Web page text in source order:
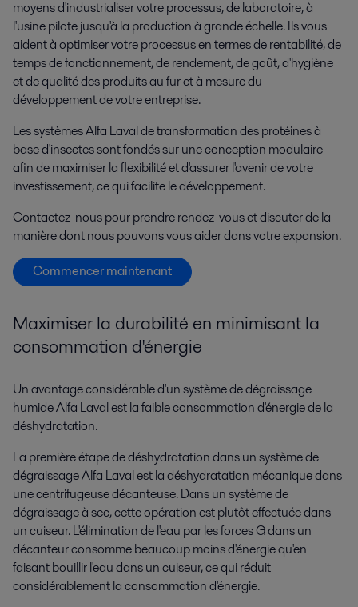
moyens d'industrialiser votre processus, de laboratoire, à
l'usine pilote jusqu'à la production à grande échelle. Ils vous
aident à optimiser votre processus en termes de rentabilité, de
temps de fonctionnement, de rendement, de goût, d'hygiène
et de qualité des produits au fur et à mesure du
développement de votre entreprise.
Les systèmes Alfa Laval de transformation des protéines à
base d'insectes sont fondés sur une conception modulaire
afin de maximiser la flexibilité et d'assurer l'avenir de votre
investissement, ce qui facilite le développement.
Contactez-nous pour prendre rendez-vous et discuter de la
manière dont nous pouvons vous aider dans votre expansion.
Commencer maintenant
Maximiser la durabilité en minimisant la
consommation d'énergie
Un avantage considérable d'un système de dégraissage
humide Alfa Laval est la faible consommation d'énergie de la
déshydratation.
La première étape de déshydratation dans un système de
dégraissage Alfa Laval est la déshydratation mécanique dans
une centrifugeuse décanteuse. Dans un système de
dégraissage à sec, cette opération est plutôt effectuée dans
un cuiseur. L'élimination de l'eau par les forces G dans un
décanteur consomme beaucoup moins d'énergie qu'en
faisant bouillir l'eau dans un cuiseur, ce qui réduit
considérablement la consommation d'énergie.